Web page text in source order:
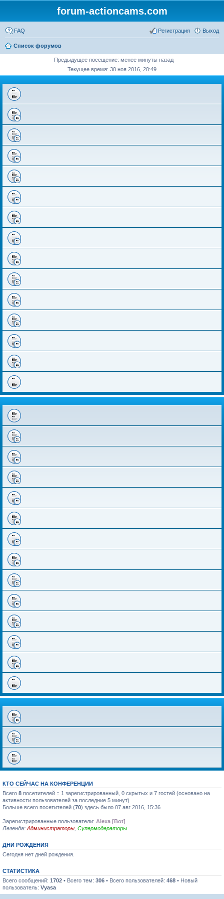
forum-actioncams.com
FAQ Выход
Регистрация
Список форумов
Предыдущее посещение: менее минуты назад
Текущее время: 30 ноя 2016, 20:49
КТО СЕЙЧАС НА КОНФЕРЕНЦИИ
Всего 8 посетителей :: 1 зарегистрированный, 0 скрытых и 7 гостей (основано на
активности пользователей за последние 5 минут)
Больше всего посетителей (70) здесь было 07 авг 2016, 15:36
Зарегистрированные пользователи: Alexa [Bot]
Легенда: Администраторы Супермодераторы
ДНИ РОЖДЕНИЯ
Сегодня нет дней рождения.
СТАТИСТИКА
Всего сообщений: 1702 • Всего тем: 306 • Всего пользователей: 468 • Новый
пользователь: Vyasa